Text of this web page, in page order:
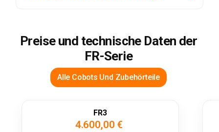
Preise und technische Daten der
FR-Serie
Alle Cobots Und Zubehörteile
FR3
4.600,00 €